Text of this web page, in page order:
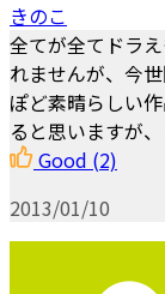
きのこ
全てが全てドラ
れませんが、今
ぽど素晴らしい
ると思いますが
Good (2)
2013/01/10